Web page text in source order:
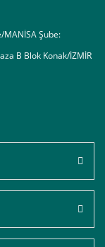
Şube:
B Blok Konak/İZMİR